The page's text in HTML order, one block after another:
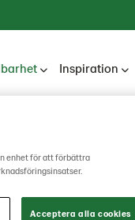
Inspiration
enhet för att förbättra
Acceptera alla cookies